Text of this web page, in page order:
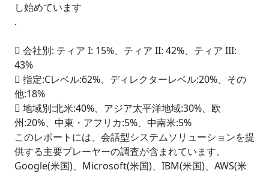
し始めています
.
 会社別: ティア I: 15%、ティア II: 42%、ティア III:
43%
 指定:Cレベル:62%、ディレクターレベル:20%、その
他:18%
 地域別:北米:40%、アジア太平洋地域:30%、欧
州:20%、中東・アフリカ:5%、中南米:5%
このレポートには、会話型システムソリューションを提
供する主要プレーヤーの調査が含まれています。
Google(米国)、Microsoft(米国)、IBM(米国)、AWS(米